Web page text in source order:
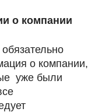
о компании
о компании,
уже были